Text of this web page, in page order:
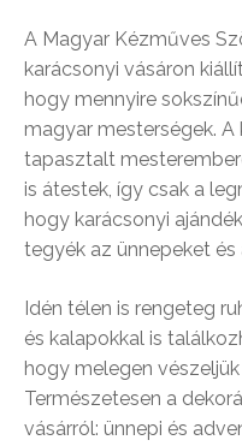
A Magyar Kézműves
karácsonyi vásáron
hogy mennyire
magyar mesterségek.
tapasztalt
is átestek, így csak a
hogy karácsonyi
tegyék az ünnepeket
Idén télen is rengeteg
és kalapokkal is
hogy melegen
Természetesen a
vásárról: ünnepi és